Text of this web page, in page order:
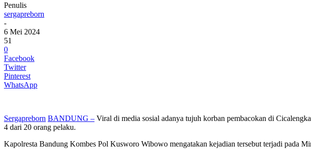
Penulis
sergapreborn
-
6 Mei 2024
51
0
Facebook
Twitter
Pinterest
WhatsApp
Sergapreborn BANDUNG – Viral di media sosial adanya tujuh korban pembacokan di
4 dari 20 orang pelaku.
Kapolresta Bandung Kombes Pol Kusworo Wibowo mengatakan kejadian tersebut terjadi pada